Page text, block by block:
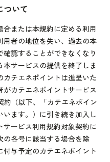
ついて
または本規約に定める利用
者の地位を失い、過去の本
認することができなくなり
サービスの提供を終了しま
テエネポイントは進呈いた
カテエネポイントサービス
約（以下、「カテエネポイン
います。）に引き続き加入し
ービス利用規約対象契約に
各号に該当する場合を除
与予定のカテエネポイント